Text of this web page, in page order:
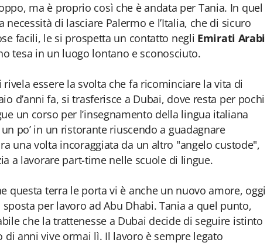
ma è proprio così che è andata per Tania. In quel
di lasciare Palermo e l’Italia, che di sicuro
facili, le si prospetta un contatto negli Emirati Arabi
tesa in un luogo lontano e sconosciuto.
essere la svolta che fa ricominciare la vita di
d’anni fa, si trasferisce a Dubai, dove resta per pochi
un corso per l’insegnamento della lingua italiana
po’ in un ristorante riuscendo a guadagnare
una volta incoraggiata da un altro "angelo custode",
a lavorare part-time nelle scuole di lingue.
questa terra le porta vi è anche un nuovo amore, oggi
per lavoro ad Abu Dhabi. Tania a quel punto,
che la trattenesse a Dubai decide di seguire istinto
di anni vive ormai lì. Il lavoro è sempre legato